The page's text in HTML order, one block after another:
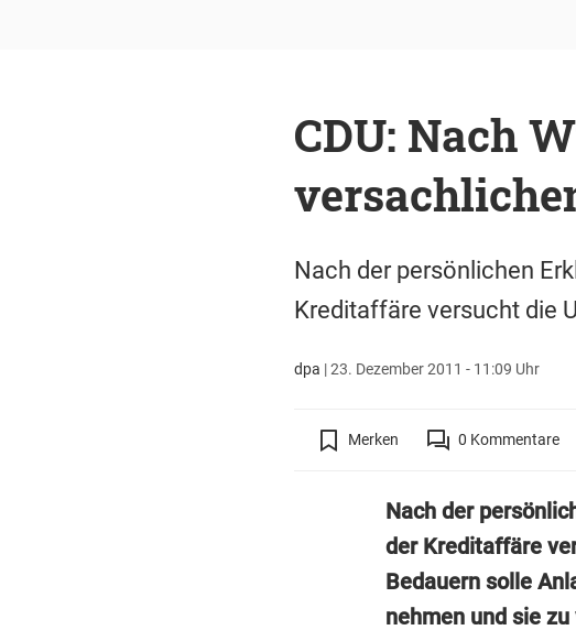
CDU: Nach
Nach der persönlichen
Kreditaffäre versucht die
dpa |23. Dezember 2011 - 11:09 Uhr
Merken 0 Kommentare
Nach der
der Kreditaffäre
Bedauern solle
nehmen und sie